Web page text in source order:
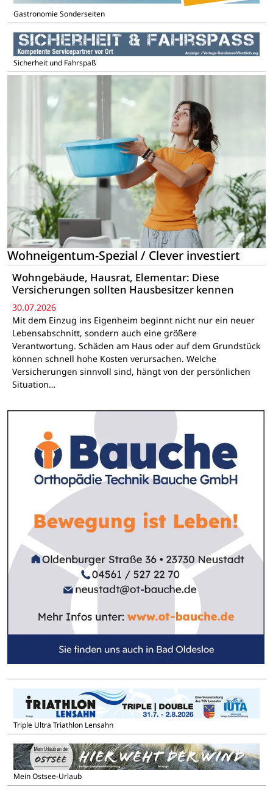
Gastronomie Sonderseiten
Sicherheit und Fahrspaß
Wohneigentum-Spezial / Clever investiert
Wohngebäude, Hausrat, Elementar: Diese
Versicherungen sollten Hausbesitzer kennen
30.07.2026
Mit dem Einzug ins Eigenheim beginnt nicht nur ein neuer
Lebensabschnitt, sondern auch eine größere
Verantwortung. Schäden am Haus oder auf dem Grundstück
können schnell hohe Kosten verursachen. Welche
Versicherungen sinnvoll sind, hängt von der persönlichen
Situation…
Triple Ultra Triathlon Lensahn
Mein Ostsee-Urlaub